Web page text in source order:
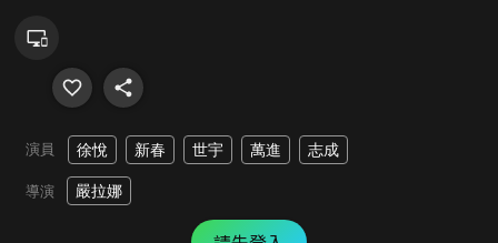
演員 徐悅 新春 世宇 萬進 志成
導演 嚴拉娜